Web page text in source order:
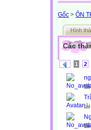
Gốc > ÔN
Hình
Các
1 2